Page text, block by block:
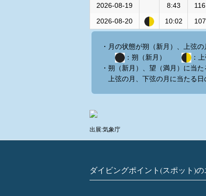
2026-08-19
8:43 116
2026-08-20
10:02 107
・月の状態が朔（新月）、上弦
：朔（新月）
：
・朔（新月）、望（満月）に当
上弦の月、下弦の月に当たる日
出展:気象庁
ダイビングポイント(スポット)